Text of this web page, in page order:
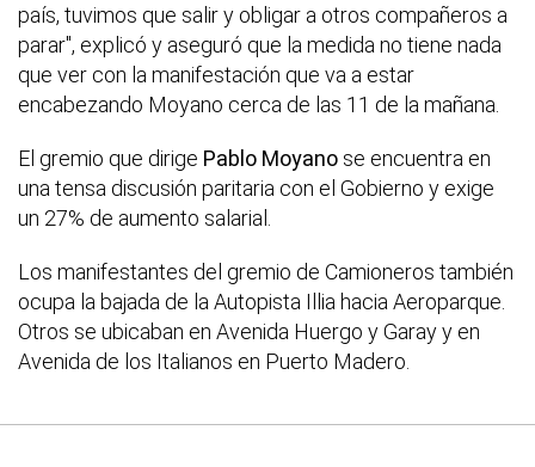
país, tuvimos que salir y obligar a otros compañeros a
parar", explicó y aseguró que la medida no tiene nada
que ver con la manifestación que va a estar
encabezando Moyano cerca de las 11 de la mañana.
El gremio que dirige Pablo Moyano se encuentra en
una tensa discusión paritaria con el Gobierno y exige
un 27% de aumento salarial.
Los manifestantes del gremio de Camioneros también
ocupa la bajada de la Autopista Illia hacia Aeroparque.
Otros se ubicaban en Avenida Huergo y Garay y en
Avenida de los Italianos en Puerto Madero.